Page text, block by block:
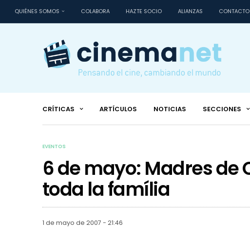
QUIÉNES SOMOS COLABORA HAZTE SOCIO ALIANZAS CONTACTO
CRÍTICAS ARTÍCULOS NOTICIAS SECCIONES
EVENTOS
6 de mayo: Madres de
toda la família
1 de mayo de 2007 - 21:46